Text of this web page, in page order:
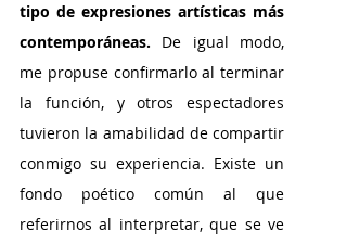
tipo de expresiones artísticas más
contemporáneas. De igual modo,
me propuse confirmarlo al terminar
la función, y otros espectadores
tuvieron la amabilidad de compartir
conmigo su experiencia. Existe un
fondo poético común al que
referirnos al interpretar, que se ve